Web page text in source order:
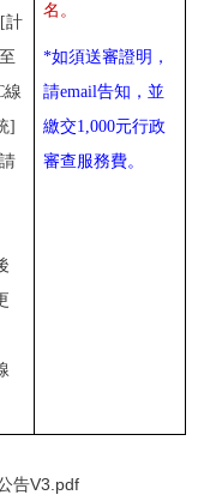
[計
至
線
]
名。
*如須送審證明，
請email告知，並
繳交1,000元行政
審查服務費。
告V3.pdf